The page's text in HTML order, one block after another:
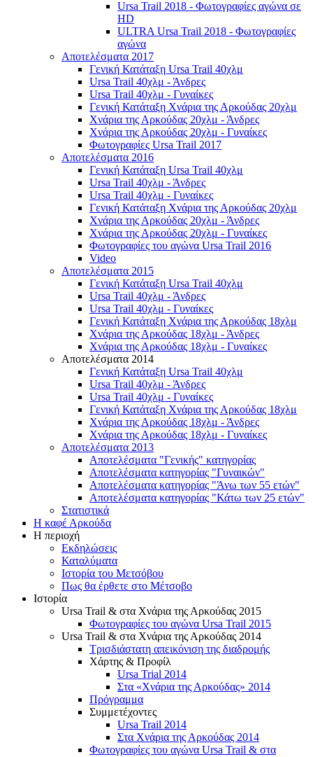
Ursa Trail 2018 - Φωτογραφίες αγώνα σε
HD
ULTRA Ursa Trail 2018 - Φωτογραφίες
αγώνα
Αποτελέσματα 2017
Γενική Κατάταξη Ursa Trail 40χλμ
Ursa Trail 40χλμ - Άνδρες
Ursa Trail 40χλμ - Γυναίκες
Γενική Κατάταξη Χνάρια της Αρκούδας 20χλμ
Χνάρια της Αρκούδας 20χλμ - Άνδρες
Χνάρια της Αρκούδας 20χλμ - Γυναίκες
Φωτογραφίες Ursa Trail 2017
Αποτελέσματα 2016
Γενική Κατάταξη Ursa Trail 40χλμ
Ursa Trail 40χλμ - Άνδρες
Ursa Trail 40χλμ - Γυναίκες
Γενική Κατάταξη Χνάρια της Αρκούδας 20χλμ
Χνάρια της Αρκούδας 20χλμ - Άνδρες
Χνάρια της Αρκούδας 20χλμ - Γυναίκες
Φωτογραφίες του αγώνα Ursa Trail 2016
Video
Αποτελέσματα 2015
Γενική Κατάταξη Ursa Trail 40χλμ
Ursa Trail 40χλμ - Άνδρες
Ursa Trail 40χλμ - Γυναίκες
Γενική Κατάταξη Χνάρια της Αρκούδας 18χλμ
Χνάρια της Αρκούδας 18χλμ - Άνδρες
Χνάρια της Αρκούδας 18χλμ - Γυναίκες
Αποτελέσματα 2014
Γενική Κατάταξη Ursa Trail 40χλμ
Ursa Trail 40χλμ - Άνδρες
Ursa Trail 40χλμ - Γυναίκες
Γενική Κατάταξη Χνάρια της Αρκούδας 18χλμ
Χνάρια της Αρκούδας 18χλμ - Άνδρες
Χνάρια της Αρκούδας 18χλμ - Γυναίκες
Αποτελέσματα 2013
Αποτελέσματα "Γενικής" κατηγορίας
Αποτελέσματα κατηγορίας "Γυναικών"
Αποτελέσματα κατηγορίας "Άνω των 55 ετών"
Αποτελέσματα κατηγορίας "Κάτω των 25 ετών"
Στατιστικά
Η καφέ Αρκούδα
Η περιοχή
Εκδηλώσεις
Καταλύματα
Ιστορία του Μετσόβου
Πως θα έρθετε στο Μέτσοβο
Ιστορία
Ursa Trail & στα Χνάρια της Αρκούδας 2015
Φωτογραφίες του αγώνα Ursa Trail 2015
Ursa Trail & στα Χνάρια της Αρκούδας 2014
Τρισδιάστατη απεικόνιση της διαδρομής
Χάρτης & Προφίλ
Ursa Trial 2014
Στα «Χνάρια της Αρκούδας» 2014
Πρόγραμμα
Συμμετέχοντες
Ursa Trail 2014
Στα Χνάρια της Αρκούδας 2014
Φωτογραφίες του αγώνα Ursa Trail & στα